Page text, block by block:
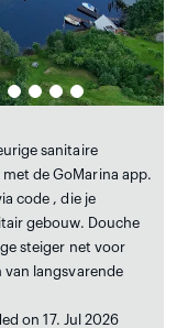
sanitaire
de GoMarina app.
code , die je
gebouw. Douche
steiger net voor
langsvarende
on 17. Jul 2026